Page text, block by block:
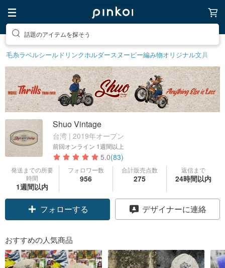
話題のアイテムを探そう
毛糸ラベルシール ドリンクホルダースヌーピー編み物オリジナル文具
Shuo Vintage
台湾 | 2019年オープン
前回オンライン 1週間以上
5.0(83)
発送までの所要
時間
1週間以内
フォロワー数
956
合計販売点数
275
返信まで
24時間以内
フォローする デザイナーに連絡
おすすめの人気商品